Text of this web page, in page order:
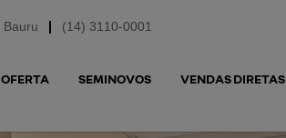
(14) 3110-0001
Bauru
OFERTA SEMINOVOS VENDAS DIRETAS